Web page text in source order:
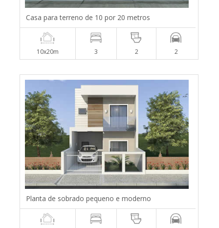
Casa para terreno de 10 por 20 metros
10x20m 3 2 2
Planta de sobrado pequeno e moderno